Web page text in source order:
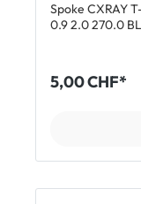
Spoke CXRAY
0.9 2.0 270.0
5,00 CHF*